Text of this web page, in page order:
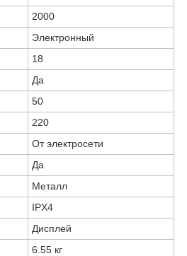
2000
Электронный
18
Да
50
220
От электросети
Да
Металл
IPX4
Дисплей
6.55 кг